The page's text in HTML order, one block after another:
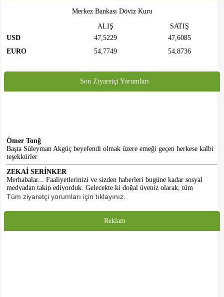
Merkez Bankası Döviz Kuru
ALIŞ
SATIŞ
USD
47,5229
47,6085
EURO
54,7749 54,8736
Son Ziyaretçi Yorumları
Ömer Tonğ
Başta Süleyman Akgüç beyefendi olmak üzere emeği geçen herkese kalbi
teşekkürler
ZEKAİ SERİNKER
Merhabalar... Faaliyetlerinizi ve sizden haberleri bugüne kadar sosyal
medyadan takip ediyorduk. Gelecekte ki doğal üyeniz olarak, tüm
emeklilerimize sağlık ve afiyet diliyorum. Selamlar...
inanıyorum. Umarım dernek binasına da kavuşuruz.
Tüm ziyaretçi yorumları için tıklayınız.
Reklam